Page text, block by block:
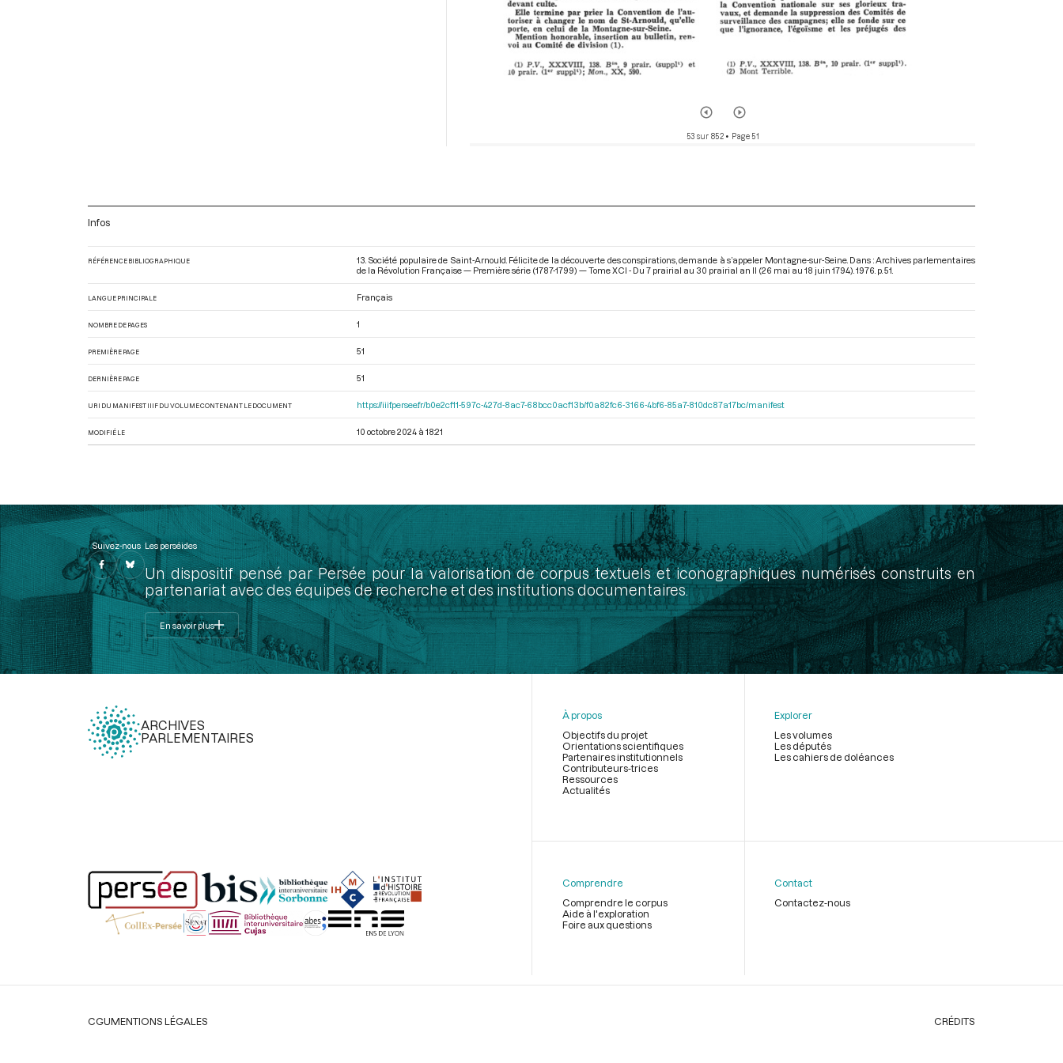
53 sur 852• Page 51
Infos
RÉFÉRENCE BIBLIOGRAPHIQUE
13. Société populaire de Saint-Arnould. Félicite de la découverte des conspirations, demande à s’appeler Montagne-sur-Seine. Dans : Archives parlementaires
de la Révolution Française — Première série (1787-1799) — Tome XCI - Du 7 prairial au 30 prairial an II (26 mai au 18 juin 1794) . 1976. p. 51.
LANGUE PRINCIPALE Français
NOMBRE DE PAGES 1
PREMIÈRE PAGE 51
DERNIÈRE PAGE 51
URI DU MANIFEST IIIF DU VOLUME CONTENANT LE DOCUMENT https://iiif.persee.fr/b0e2cf11-597c-427d-8ac7-68bcc0acf13b/f0a82fc6-3166-4bf6-85a7-810dc87a17bc/manifest
MODIFIÉ LE 10 octobre 2024 à 18:21
Suivez-nous Les perséides
Un dispositif pensé par Persée pour la valorisation de corpus textuels et iconographiques numérisés construits en
partenariat avec des équipes de recherche et des institutions documentaires.
En savoir plus
ARCHIVES
PARLEMENTAIRES
page
À propos
Objectifs du projet
Orientations scientifiques
Partenaires institutionnels
Contributeurs-trices
Ressources
Actualités
Explorer
Les volumes
Les députés
Les cahiers de doléances
Comprendre
Comprendre le corpus
Aide à l'exploration
Foire aux questions
Contact
Contactez-nous
Légal
CGUMENTIONS LÉGALES CRÉDITS